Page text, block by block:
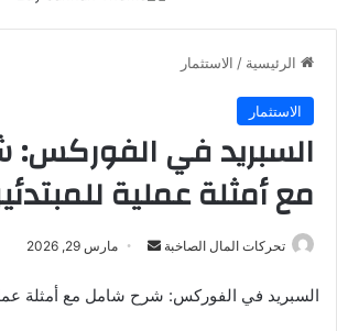
الرئيسية / الاستثمار
الاستثمار
السبريد في
مع أمثلة عملية للمبتدئين
تحركات المال الصاخبة
أرسل
إلكترونيا
مارس 29, 2026
السبريد في الفوركس: شرح شامل مع أمثلة عملية